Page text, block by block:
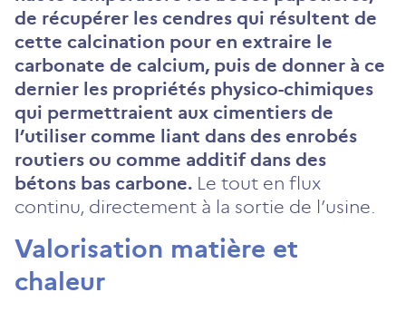
de récupérer les cendres qui résultent de
cette calcination pour en extraire le
carbonate de calcium, puis de donner à ce
dernier les propriétés physico-chimiques
qui permettraient aux cimentiers de
l’utiliser comme liant dans des enrobés
routiers ou comme additif dans des
bétons bas carbone. Le tout en flux
continu, directement à la sortie de l’usine.
Valorisation matière et
chaleur